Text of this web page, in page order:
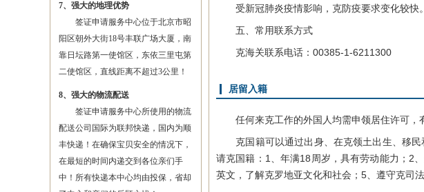
7、强大的地理优势
签证申请服务中心位于北京市昭
阳区朝外大街18号丰联广场大厦，南
靠日坛路第一使馆区，东依三里屯第
二使馆区，直线距离不超过3公里！
8、强大的物流配送
签证申请服务中心所使用的物流
配送公司国际为联邦快递，国内为顺
丰快递！在确保宝贝安全的情况下，
在最短的时间内递交到各位亲们手
中！所有快递本中心均由投保，省却
受新冠肺炎疫情影响，克防疫要求变化较快
五、常用联系方式
克海关联系电话：00385-1-6211300
居留入籍
任何来克工作的外国人均需申领居住许可，
克国籍可以通过出身、在克领土出生、移民
请克国籍：1、年满18周岁，具有劳动能力；2
英文，了解克罗地亚文化和社会；5、遵守克司